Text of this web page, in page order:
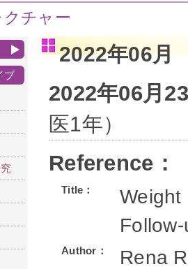
チャー
2022年06月
2022年06月
医1年）
Reference：
Title：
Weight
Author： Rena
ブ